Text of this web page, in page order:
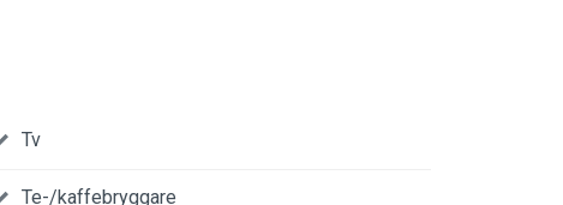
Tv
Te-/kaffebryggare